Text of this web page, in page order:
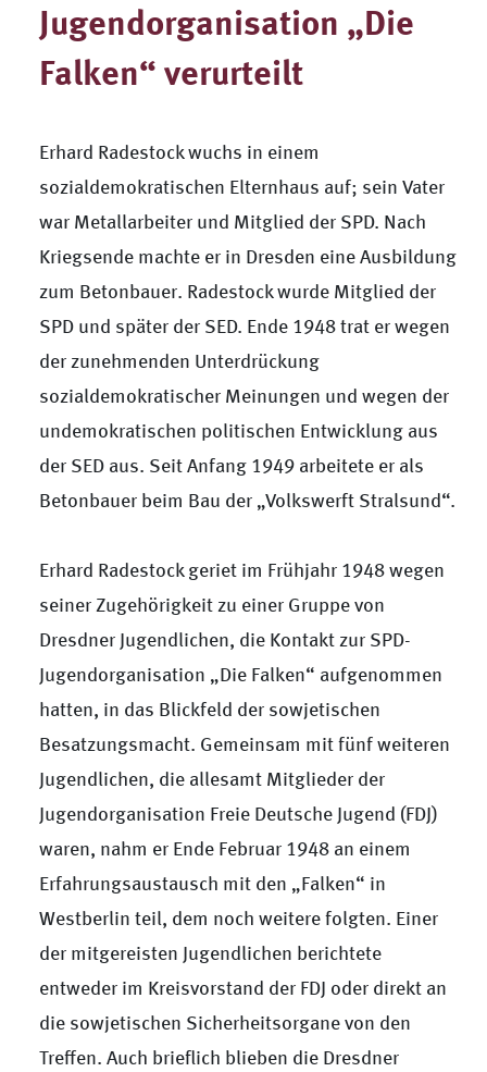
Jugendorganisation „Die
Falken“ verurteilt
Erhard Radestock wuchs in einem
sozialdemokratischen Elternhaus auf; sein Vater
war Metallarbeiter und Mitglied der SPD. Nach
Kriegsende machte er in Dresden eine Ausbildung
zum Betonbauer. Radestock wurde Mitglied der
SPD und später der SED. Ende 1948 trat er wegen
der zunehmenden Unterdrückung
sozialdemokratischer Meinungen und wegen der
undemokratischen politischen Entwicklung aus
der SED aus. Seit Anfang 1949 arbeitete er als
Betonbauer beim Bau der „Volkswerft Stralsund“.
Erhard Radestock geriet im Frühjahr 1948 wegen
seiner Zugehörigkeit zu einer Gruppe von
Dresdner Jugendlichen, die Kontakt zur SPD-
Jugendorganisation „Die Falken“ aufgenommen
hatten, in das Blickfeld der sowjetischen
Besatzungsmacht. Gemeinsam mit fünf weiteren
Jugendlichen, die allesamt Mitglieder der
Jugendorganisation Freie Deutsche Jugend (FDJ)
waren, nahm er Ende Februar 1948 an einem
Erfahrungsaustausch mit den „Falken“ in
Westberlin teil, dem noch weitere folgten. Einer
der mitgereisten Jugendlichen berichtete
entweder im Kreisvorstand der FDJ oder direkt an
die sowjetischen Sicherheitsorgane von den
Treffen. Auch brieflich blieben die Dresdner